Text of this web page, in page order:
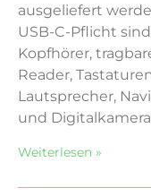
ausgeliefert
USB-C-Pflicht
Kopfhörer,
Reader,
Lautsprecher,
und
Weiterlesen »